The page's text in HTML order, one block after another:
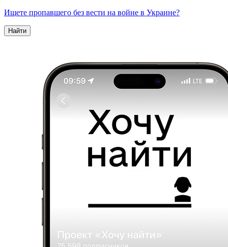
Ищете пропавшего без вести на войне в Украине?
Найти